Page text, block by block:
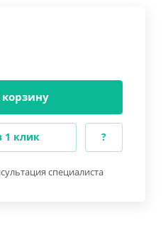
корзину
1 клик ?
специалиста